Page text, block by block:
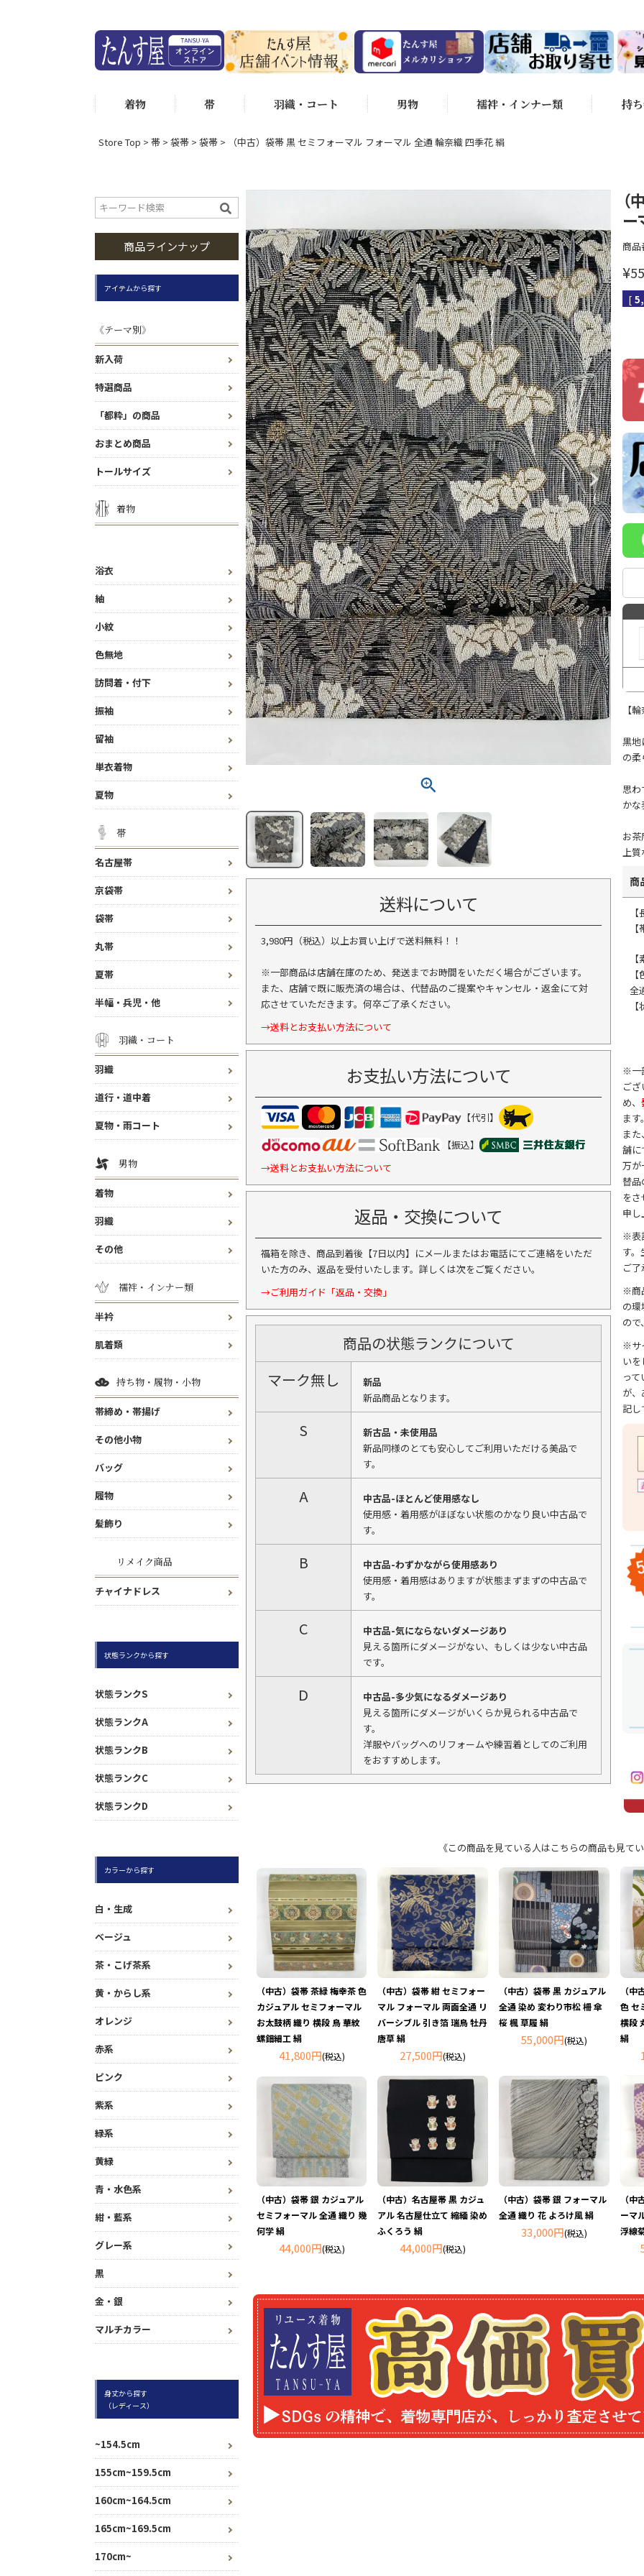
着物 帯 羽織・コート 男物 襦袢・インナー類 持
Store Top 帯 袋帯 袋帯 （中古）袋帯 黒 セミフォーマル フォーマル 全通 輪奈織 四季花 絹
商品ラインナップ
アイテムから探す
《テーマ別》
新入荷
特選商品
「都粋」の商品
おまとめ商品
トールサイズ
着物
浴衣
紬
小紋
色無地
訪問着・付下
振袖
留袖
単衣着物
夏物
帯
名古屋帯
京袋帯
袋帯
丸帯
夏帯
半幅・兵児・他
羽織・コート
羽織
道行・道中着
夏物・雨コート
男物
着物
羽織
その他
襦袢・インナー類
半衿
肌着類
持ち物・履物・小物
帯締め・帯揚げ
その他小物
バッグ
履物
髪飾り
リメイク商品
チャイナドレス
状態ランクから探す
状態ランクS
状態ランクA
状態ランクB
状態ランクC
状態ランクD
カラーから探す
白・生成
ベージュ
茶・こげ茶系
黄・からし系
オレンジ
赤系
ピンク
紫系
緑系
黄緑
青・水色系
紺・藍系
グレー系
黒
金・銀
マルチカラー
身丈から探す
（レディース）
~154.5cm
155cm~159.5cm
160cm~164.5cm
165cm~169.5cm
170cm~
送料について
3,980円（税込）以上お買い上げで送料無料！！
※一部商品は店舗在庫のため、発送までお時間をいただく場合がございます。
また、店舗で既に販売済の場合は、代替品のご提案やキャンセル・返金にて対
応させていただきます。何卒ご了承ください。
→送料とお支払い方法について
お支払い方法について
【代引】
【振込】
→送料とお支払い方法について
返品・交換について
福箱を除き、商品到着後【7日以内】にメールまたはお電話にてご連絡をいただ
いた方のみ、返品を受付いたします。詳しくは次をご覧ください。
→ご利用ガイド「返品・交換」
商品の状態ランクについて
マーク無し
新品
新品商品となります。
S
新古品・未使用品
新品同様のとても安心してご利用いただける美品で
す。
A
中古品-ほとんど使用感なし
使用感・着用感がほぼない状態のかなり良い中古品で
す。
B
中古品-わずかながら使用感あり
使用感・着用感はありますが状態まずまずの中古品で
す。
C
中古品-気にならないダメージあり
見える箇所にダメージがない、もしくは少ない中古品
です。
D
中古品-多少気になるダメージあり
見える箇所にダメージがいくらか見られる中古品で
す。
洋服やバッグへのリフォームや練習着としてのご利用
をおすすめします。
（
ー
商品
¥
[
【
黒地
の
思
かな
お
上質
商
全
※一
ご
め、
ます
ま
舗に
万が
替品
を
申し
※表
す
ご
※商
の
の
※サ
い
っ
が
記し
《この商品を見ている人はこちらの商品も見て
（中古）袋帯 茶緑 梅幸茶 色
カジュアル セミフォーマル
お太鼓柄 織り 横段 鳥 華紋
螺鈿細工 絹
41,800円(税込)
（中古）袋帯 紺 セミフォー
マル フォーマル 両面全通 リ
バーシブル 引き箔 瑞鳥 牡丹
唐草 絹
27,500円(税込)
（中古）袋帯 黒 カジュアル
全通 染め 変わり市松 柵 傘
桜 楓 草履 絹
55,000円(税込)
（
色 セ
横段
絹
（中古）袋帯 銀 カジュアル
セミフォーマル 全通 織り 幾
何学 絹
44,000円(税込)
（中古）名古屋帯 黒 カジュ
アル 名古屋仕立て 縮緬 染め
ふくろう 絹
44,000円(税込)
（中古）袋帯 銀 フォーマル
全通 織り 花 よろけ風 絹
33,000円(税込)
（
ーマ
浮線